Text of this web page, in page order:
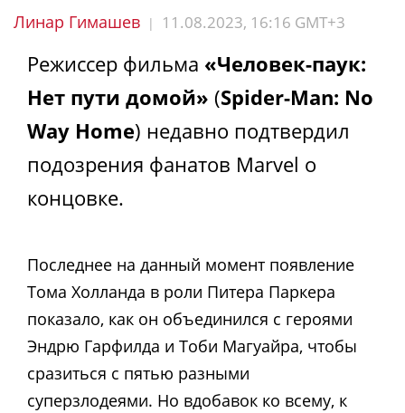
Линар Гимашев | 11.08.2023, 16:16 GMT+3
Режиссер фильма «Человек-паук:
Нет пути домой» (Spider-Man: No
Way Home) недавно подтвердил
подозрения фанатов Marvel о
концовке.
Последнее на данный момент появление
Тома Холланда в роли Питера Паркера
показало, как он объединился с героями
Эндрю Гарфилда и Тоби Магуайра, чтобы
сразиться с пятью разными
суперзлодеями. Но вдобавок ко всему, к